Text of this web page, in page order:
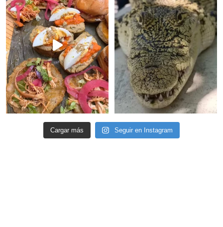
Cargar más Seguir en Instagram